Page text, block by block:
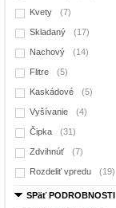
Kvety (7)
Skladaný (17)
Nachový (14)
Flitre (5)
Kaskádové (5)
Vyšívanie (4)
Čipka (31)
Zdvihnúť (7)
Rozdeliť vpredu (19)
SPäť PODROBNOSTI